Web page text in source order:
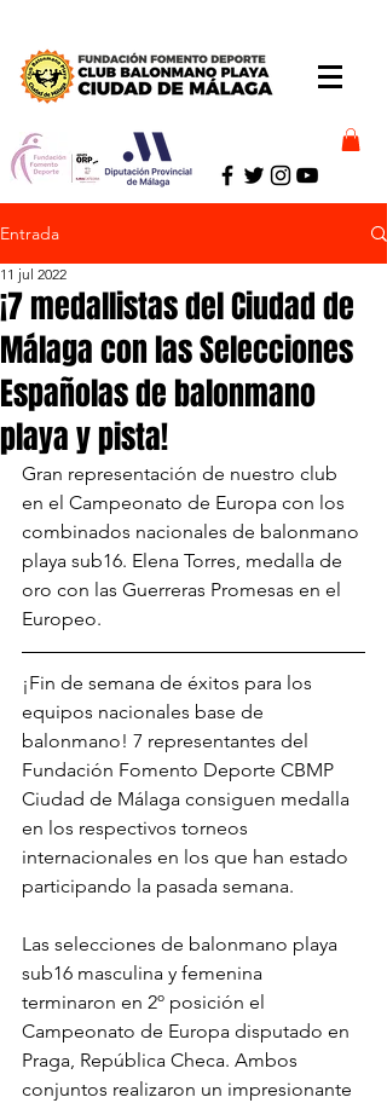
Entrada
¡7 medallistas del Ciudad de
Málaga con las Selecciones
Españolas de balonmano
playa y pista!
11 jul 2022
Gran representación de nuestro club
en el Campeonato de Europa con los
combinados nacionales de balonmano
playa sub16. Elena Torres, medalla de
oro con las Guerreras Promesas en el
Europeo.
¡Fin de semana de éxitos para los
equipos nacionales base de
balonmano! 7 representantes del
Fundación Fomento Deporte CBMP
Ciudad de Málaga consiguen medalla
en los respectivos torneos
internacionales en los que han estado
participando la pasada semana.
Las selecciones de balonmano playa
sub16 masculina y femenina
terminaron en 2º posición el
Campeonato de Europa disputado en
Praga, República Checa. Ambos
conjuntos realizaron un impresionante